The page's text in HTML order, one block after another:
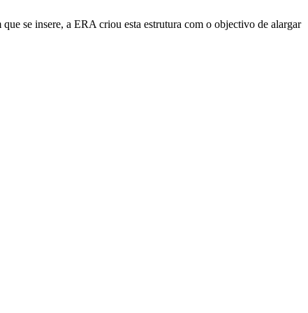
se insere, a ERA criou esta estrutura com o objectivo de alargar